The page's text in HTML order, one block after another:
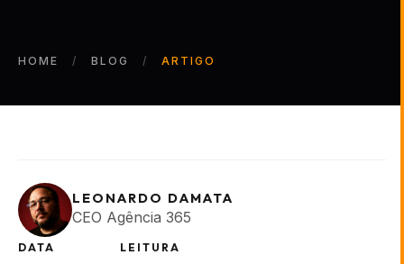
HOME BLOG ARTIGO
LEONARDO DAMATA
CEO Agência 365
DATA LEITURA